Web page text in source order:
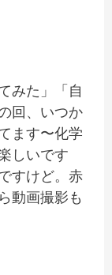
みた」「自
回、いつか
ます〜化学
しいです
すけど。赤
動画撮影も